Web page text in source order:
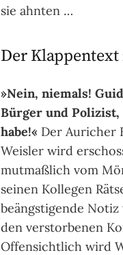
sie ahnten …
Der
»Nein, niemals!
Bürger und
habe!« Der Auricher
Weisler wird
mutmaßlich vom
seinen Kollegen
beängstigende
den verstorbenen
Offensichtlich wird